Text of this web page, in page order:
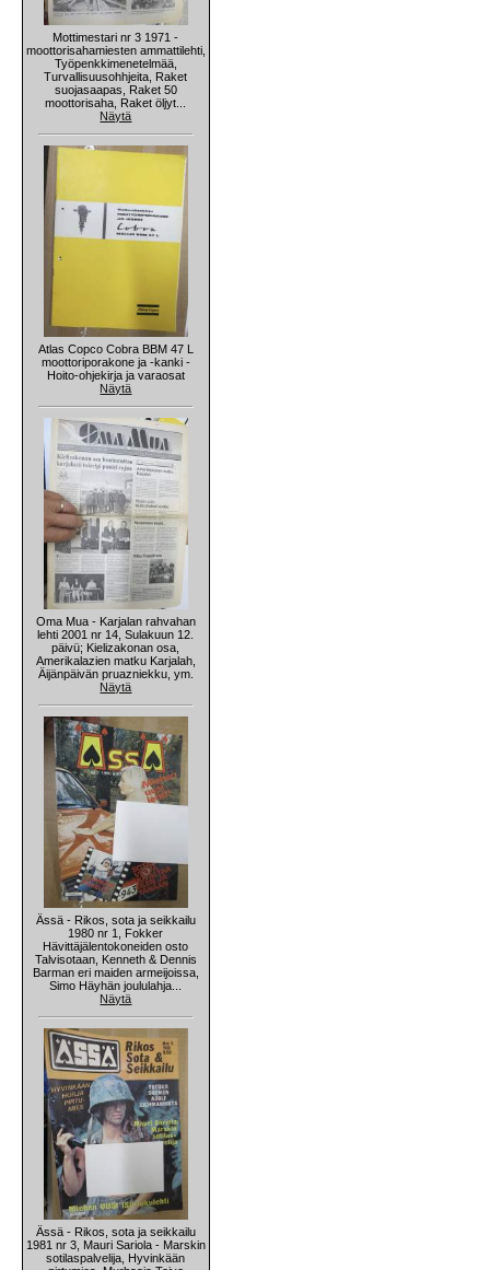
Mottimestari nr 3 1971 -
moottorisahamiesten ammattilehti,
Työpenkkimenetelmää,
Turvallisuusohhjeita, Raket
suojasaapas, Raket 50
moottorisaha, Raket öljyt...
Näytä
Atlas Copco Cobra BBM 47 L
moottoriporakone ja -kanki -
Hoito-ohjekirja ja varaosat
Näytä
Oma Mua - Karjalan rahvahan
lehti 2001 nr 14, Sulakuun 12.
päivü; Kielizakonan osa,
Amerikalazien matku Karjalah,
Äijänpäivän pruazniekku, ym.
Näytä
Ässä - Rikos, sota ja seikkailu
1980 nr 1, Fokker
Hävittäjälentokoneiden osto
Talvisotaan, Kenneth & Dennis
Barman eri maiden armeijoissa,
Simo Häyhän joululahja...
Näytä
Ässä - Rikos, sota ja seikkailu
1981 nr 3, Mauri Sariola - Marskin
sotilaspalvelija, Hyvinkään